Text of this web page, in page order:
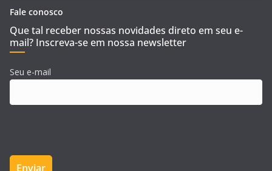
Fale conosco
Que tal receber nossas novidades direto em seu e-
mail? Inscreva-se em nossa newsletter
Seu e-mail